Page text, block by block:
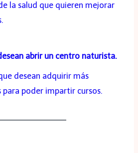
la salud que quieren mejorar
abrir un centro naturista.
desean adquirir más
poder impartir cursos.